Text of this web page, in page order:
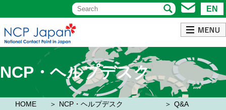
EN
NCP・ヘルプデスク
HOME NCP・ヘルプデスク
Q&A